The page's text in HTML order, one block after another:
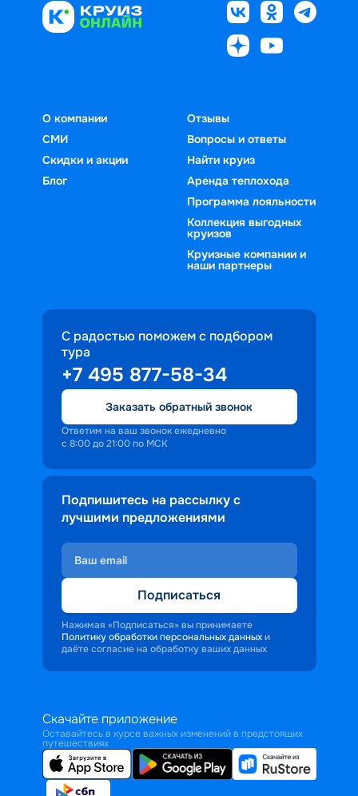
О компании
СМИ
Скидки и акции
Блог
Отзывы
Вопросы и ответы
Найти круиз
Аренда теплохода
Программа лояльности
Коллекция выгодных
круизов
Круизные компании и
наши партнеры
С радостью поможем с подбором
тура
+7 495 877-58-34
Заказать обратный звонок
Ответим на ваш звонок ежедневно
с 8:00 до 21:00 по МСК
Подпишитесь на рассылку с
лучшими предложениями
Подписаться
Нажимая «Подписаться» вы принимаете
Политику обработки персональных данных и
даёте согласие на обработку ваших данных
Скачайте приложение
Оставайтесь в курсе важных изменений в предстоящих
путешествиях